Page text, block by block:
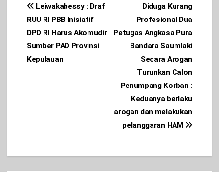
Post
navigation
Diduga Kurang
Profesional Dua
Petugas Angkasa Pura
Bandara Saumlaki
Secara Arogan
Turunkan Calon
Penumpang Korban :
Keduanya berlaku
arogan dan melakukan
pelanggaran HAM
Leiwakabessy : Draf
RUU RI PBB Inisiatif
DPD RI Harus Akomudir
Sumber PAD Provinsi
Kepulauan